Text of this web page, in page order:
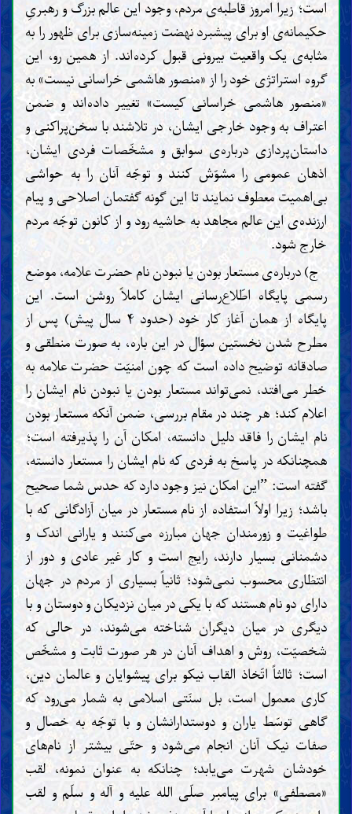
است؛ زیرا امروز قاطبه‌ی مردم، وجود این عالم بزرگ و رهبریِ
حکیمانه‌ی او برای پیشبرد نهضت زمینه‌سازی برای ظهور را به
مثابه‌ی یک واقعیت بیرونی قبول کرده‌اند. از همین رو، این
گروه استراتژی خود را از «منصور هاشمی خراسانی نیست» به
«منصور هاشمی خراسانی کیست» تغییر داده‌اند و ضمن
اعتراف به وجود خارجی ایشان، در تلاشند با سخن‌پراکنی و
داستان‌پردازی درباره‌ی سوابق و مشخّصات فردی ایشان،
اذهان عمومی را مشوّش کنند و توجّه آنان را به حواشی
بی‌اهمیت معطوف نمایند تا این گونه گفتمان اصلاحی و پیام
ارزنده‌ی این عالم مجاهد به حاشیه رود و از کانون توجّه مردم
خارج شود.
ج) درباره‌ی مستعار بودن یا نبودن نام حضرت علامه، موضع
رسمی پایگاه اطّلاع‌رسانی ایشان کاملاً روشن است. این
پایگاه از همان آغاز کار خود (حدود ۴ سال پیش) پس از
مطرح شدن نخستین سؤال در این باره، به صورت منطقی و
صادقانه توضیح داده است که چون امنیّت حضرت علامه به
خطر می‌افتد، نمی‌تواند مستعار بودن یا نبودن نام ایشان را
اعلام کند؛ هر چند در مقام بررسی، ضمن آنکه مستعار بودن
نام ایشان را فاقد دلیل دانسته، امکان آن را پذیرفته است؛
همچنانکه در پاسخ به فردی که نام ایشان را مستعار دانسته،
گفته است:”این امکان نیز وجود دارد که حدس شما صحیح
باشد؛ زیرا اولاً استفاده از نام مستعار در میان آزادگانی که با
طواغیت و زورمندان جهان مبارزه می‌کنند و یارانی اندک و
دشمنانی بسیار دارند، رایج است و کار غیر عادی و دور از
انتظاری محسوب نمی‌شود؛ ثانیاً بسیاری از مردم در جهان
دارای دو نام هستند که با یکی در میان نزدیکان و دوستان و با
دیگری در میان دیگران شناخته می‌شوند، در حالی که
شخصیّت، روش و اهداف آنان در هر صورت ثابت و مشخّص
است؛ ثالثاً اتّخاذ القاب نیکو برای پیشوایان و عالمان دین،
کاری معمول است، بل سنّتی اسلامی به شمار می‌رود که
گاهی توسّط یاران و دوستدارانشان و با توجّه به خصال و
صفات نیک آنان انجام می‌شود و حتّی بیشتر از نام‌های
خودشان شهرت می‌یابد؛ چنانکه به عنوان نمونه، لقب
«مصطفی» برای پیامبر صلّی الله علیه و آله و سلّم و لقب